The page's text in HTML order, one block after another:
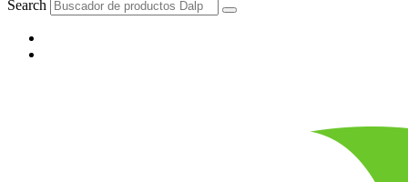
Search